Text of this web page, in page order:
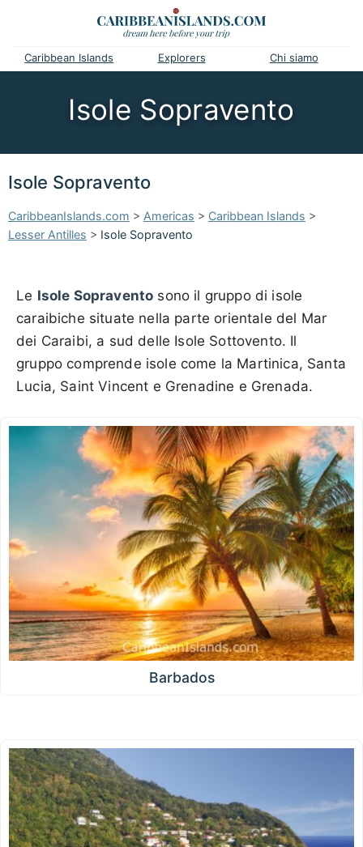
Caribbean Islands Explorers Chi siamo
Isole Sopravento
Isole Sopravento
CaribbeanIslands.com > Americas > Caribbean Islands >
Lesser Antilles > Isole Sopravento
Le Isole Sopravento sono il gruppo di isole
caraibiche situate nella parte orientale del Mar
dei Caraibi, a sud delle Isole Sottovento. Il
gruppo comprende isole come la Martinica, Santa
Lucia, Saint Vincent e Grenadine e Grenada.
Barbados